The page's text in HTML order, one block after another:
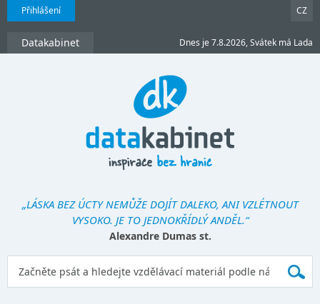
Přihlášení CZ
Datakabinet Dnes je 7.8.2026, Svátek má Lada
„LÁSKA BEZ ÚCTY NEMŮŽE DOJÍT DALEKO, ANI VZLÉTNOUT
VYSOKO. JE TO JEDNOKŘÍDLÝ ANDĚL.“
Alexandre Dumas st.